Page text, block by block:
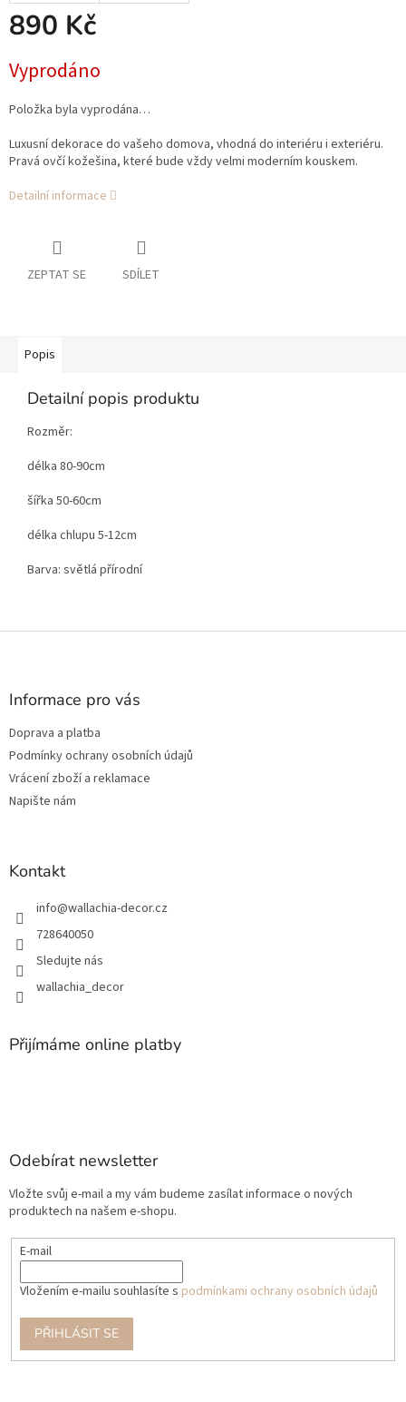
890 Kč
cena:
Vyprodáno
Položka byla vyprodána…
Luxusní dekorace do vašeho domova, vhodná do interiéru i exteriéru.
Pravá ovčí kožešina, které bude vždy velmi moderním kouskem.
Detailní informace
ZEPTAT SE SDÍLET
Popis
Detailní popis produktu
Rozměr:
délka 80-90cm
šířka 50-60cm
délka chlupu 5-12cm
Barva: světlá přírodní
Z
Informace pro vás
Doprava a platba
Podmínky ochrany osobních údajů
Vrácení zboží a reklamace
Napište nám
Kontakt
info@wallachia-decor.cz
728640050
Sledujte nás
wallachia_decor
Přijímáme online platby
Odebírat newsletter
Vložte svůj e-mail a my vám budeme zasílat informace o nových
produktech na našem e-shopu.
E-mail
Vložením e-mailu souhlasíte s podmínkami ochrany osobních údajů
PŘIHLÁSIT SE